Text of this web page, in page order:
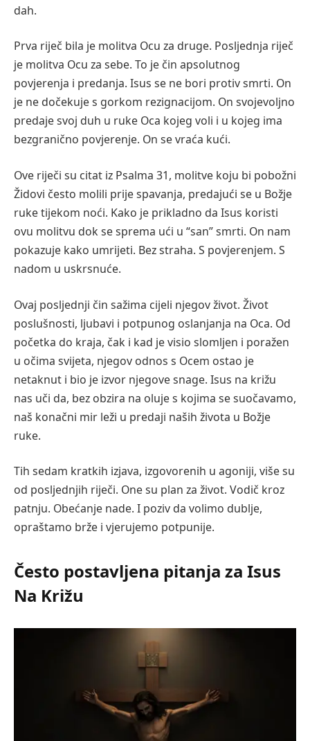
dah.
Prva riječ bila je molitva Ocu za druge. Posljednja riječ
je molitva Ocu za sebe. To je čin apsolutnog
povjerenja i predanja. Isus se ne bori protiv smrti. On
je ne dočekuje s gorkom rezignacijom. On svojevoljno
predaje svoj duh u ruke Oca kojeg voli i u kojeg ima
bezgranično povjerenje. On se vraća kući.
Ove riječi su citat iz Psalma 31, molitve koju bi pobožni
Židovi često molili prije spavanja, predajući se u Božje
ruke tijekom noći. Kako je prikladno da Isus koristi
ovu molitvu dok se sprema ući u “san” smrti. On nam
pokazuje kako umrijeti. Bez straha. S povjerenjem. S
nadom u uskrsnuće.
Ovaj posljednji čin sažima cijeli njegov život. Život
poslušnosti, ljubavi i potpunog oslanjanja na Oca. Od
početka do kraja, čak i kad je visio slomljen i poražen
u očima svijeta, njegov odnos s Ocem ostao je
netaknut i bio je izvor njegove snage. Isus na križu
nas uči da, bez obzira na oluje s kojima se suočavamo,
naš konačni mir leži u predaji naših života u Božje
ruke.
Tih sedam kratkih izjava, izgovorenih u agoniji, više su
od posljednjih riječi. One su plan za život. Vodič kroz
patnju. Obećanje nade. I poziv da volimo dublje,
opraštamo brže i vjerujemo potpunije.
Često postavljena pitanja za Isus
Na Križu